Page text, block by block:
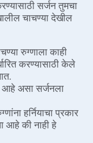
सर्जन तुमचा
चाचण्या देखील
रुग्णाला काही
करण्यासाठी केले
असा सर्जनला
हर्नियाचा प्रकार
आहे की नाही हे